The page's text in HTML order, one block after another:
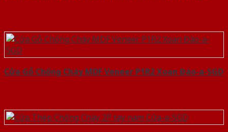
Cửa Gỗ Chống Cháy MDF Veneer P1R2 Xoan Đào-a-SGD